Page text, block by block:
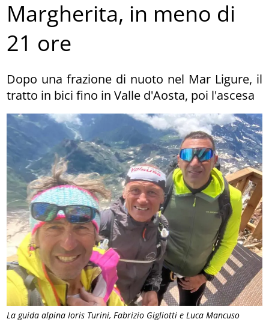
La guida alpina Ioris Turini, Fabrizio Gigliotti e Luca Mancuso
Margherita, in meno di
21 ore
Dopo una frazione di nuoto nel Mar Ligure, il
tratto in bici fino in Valle d'Aosta, poi l'ascesa